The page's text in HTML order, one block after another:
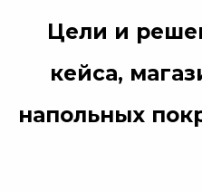
Цели и
кейса,
напольных